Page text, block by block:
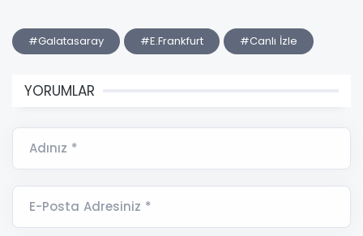
#Galatasaray #E.Frankfurt #Canlı İzle
YORUMLAR
Adınız *
E-Posta Adresiniz *